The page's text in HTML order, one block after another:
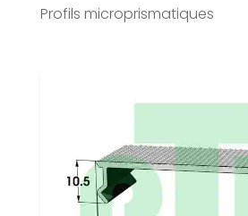
Profils microprismatiques